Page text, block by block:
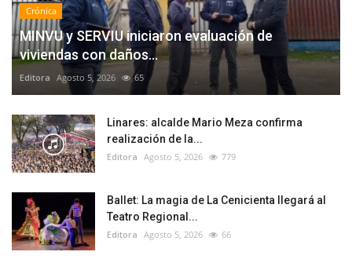
Crónica
MINVU y SERVIU iniciaron evaluación de
viviendas con daños...
Editora Agosto 5, 2026 65
Linares: alcalde Mario Meza confirma
realización de la...
Editora Agosto 5, 2026 779
Ballet: La magia de La Cenicienta llegará al
Teatro Regional...
Editora Agosto 5, 2026 66